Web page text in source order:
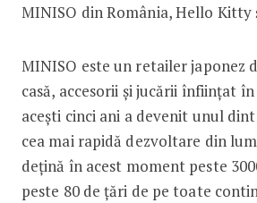
MINISO din România, Hello Kitty
MINISO este un retailer japonez
casă, accesorii și jucării înființat
acești cinci ani a devenit unul
cea mai rapidă dezvoltare din
dețină în acest moment peste
peste 80 de țări de pe toate